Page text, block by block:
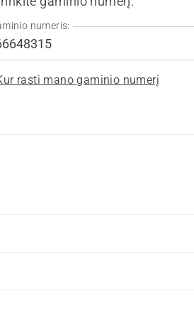
numeris:
rasti mano gaminio numerį